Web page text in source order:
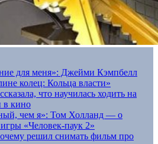
для меня»: Джейми Кэмпбелл
колец: Кольца власти»
что научилась ходить на
в кино
чем я»: Том Холланд — о
«Человек-паук 2»
решил снимать фильм про